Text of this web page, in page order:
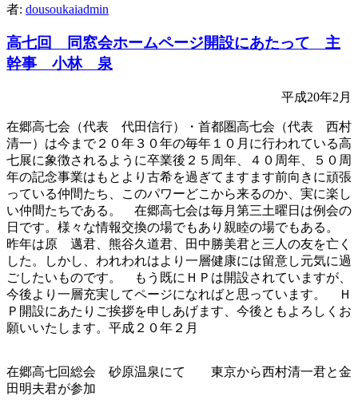
者: dousoukaiadmin
高七回 同窓会ホームページ開設にあたって 主
幹事 小林 泉
平成20年2月
在郷高七会（代表 代田信行）・首都圏高七会（代表 西村
清一）は今まで２０年３０年の毎年１０月に行われている高
七展に象徴されるように卒業後２５周年、４０周年、５０周
年の記念事業はもとより古希を過ぎてますます前向きに頑張
っている仲間たち、このパワーどこから来るのか、実に楽し
い仲間たちである。 在郷高七会は毎月第三土曜日は例会の
日です。様々な情報交換の場でもあり親睦の場でもある。
昨年は原 邁君、熊谷久道君、田中勝美君と三人の友を亡く
した。しかし、われわれはより一層健康には留意し元気に過
ごしたいものです。 もう既にＨＰは開設されていますが、
今後より一層充実してページになればと思っています。 Ｈ
Ｐ開設にあたりご挨拶を申しあげます、今後ともよろしくお
願いいたします。平成２０年２月
在郷高七回総会 砂原温泉にて 東京から西村清一君と金
田明夫君が参加